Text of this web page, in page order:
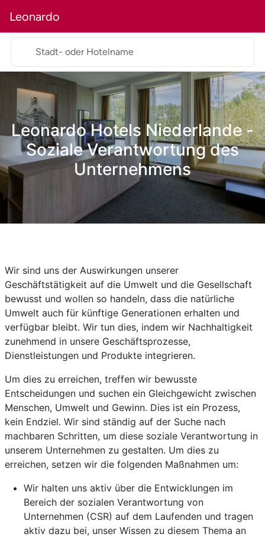
Leonardo
Leonardo Hotels Niederlande -
Soziale Verantwortung des
Unternehmens
Stadt- oder Hotelname
Wir sind uns der Auswirkungen unserer
Geschäftstätigkeit auf die Umwelt und die Gesellschaft
bewusst und wollen so handeln, dass die natürliche
Umwelt auch für künftige Generationen erhalten und
verfügbar bleibt. Wir tun dies, indem wir Nachhaltigkeit
zunehmend in unsere Geschäftsprozesse,
Dienstleistungen und Produkte integrieren.
Um dies zu erreichen, treffen wir bewusste
Entscheidungen und suchen ein Gleichgewicht zwischen
Menschen, Umwelt und Gewinn. Dies ist ein Prozess,
kein Endziel. Wir sind ständig auf der Suche nach
machbaren Schritten, um diese soziale Verantwortung in
unserem Unternehmen zu gestalten. Um dies zu
erreichen, setzen wir die folgenden Maßnahmen um:
Wir halten uns aktiv über die Entwicklungen im
Bereich der sozialen Verantwortung von
Unternehmen (CSR) auf dem Laufenden und tragen
aktiv dazu bei, unser Wissen zu diesem Thema an